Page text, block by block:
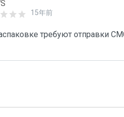
15年前
требуют отправки